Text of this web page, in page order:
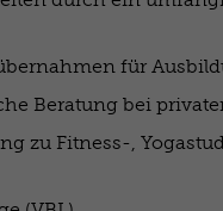
für
Beratung bei
zu Fitness-,